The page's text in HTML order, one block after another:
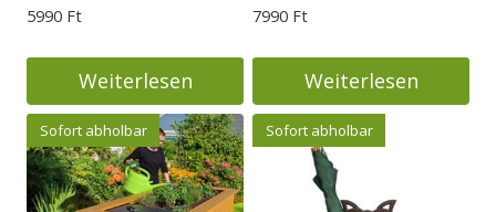
5990 Ft
Weiterlesen
7990 Ft
Weiterlesen
Sofort abholbar Sofort abholbar